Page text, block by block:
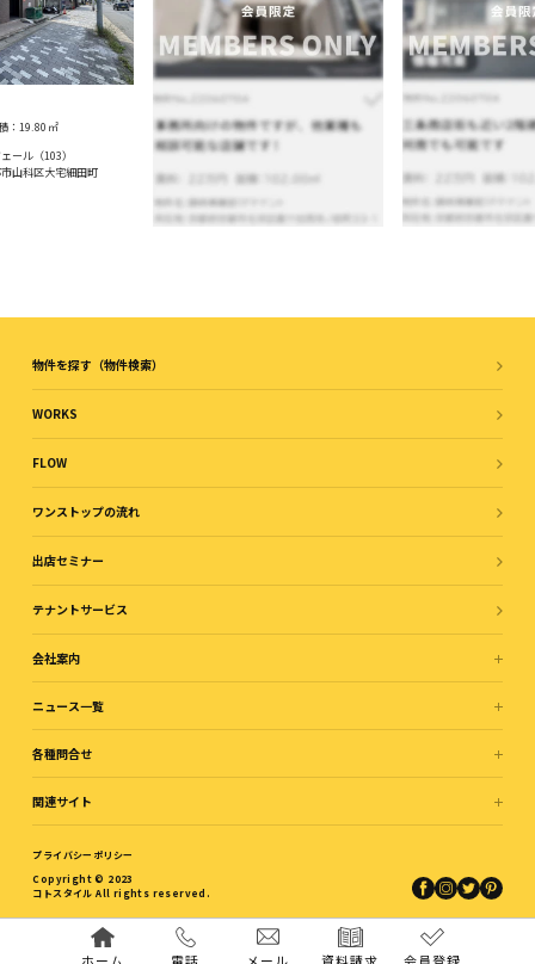
：19.80 ㎡
ール（103）
山科区大宅細田町
物件を探す（物件検索）
WORKS
FLOW
ワンストップの流れ
出店セミナー
テナントサービス
会社案内
ニュース一覧
各種問合せ
関連サイト
プライバシーポリシー
Copyright © 2023
コトスタイル All rights reserved.